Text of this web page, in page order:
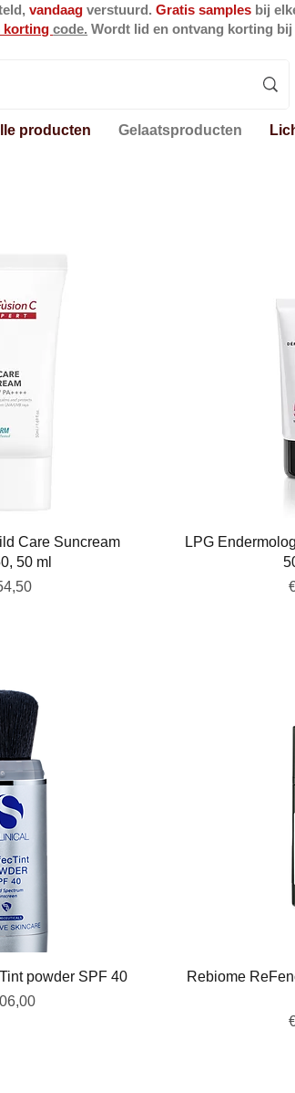
vandaag verstuurd.Gratis samples bij
kortingcode. Wordt lid en ontvang korting
producten Gelaatsproducten
Care Suncream
50 ml
LPG
powder SPF 40
Rebiome